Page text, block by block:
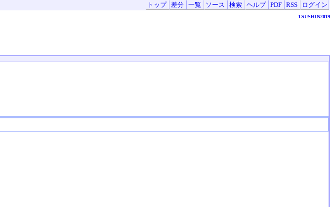
トップ 差分 一覧 ソース 検索 ヘルプ PDF RSS ログイン
TSUSHIN2019